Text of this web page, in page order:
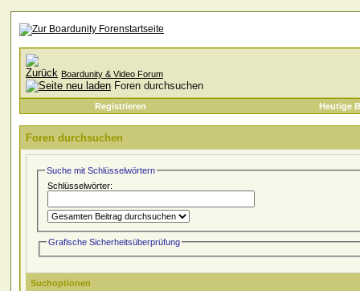
Boardunity & Video Forum
Foren durchsuchen
Registrieren Heutige
Foren durchsuchen
Suche mit Schlüsselwörtern
Schlüsselwörter:
Grafische Sicherheitsüberprüfung
Suchoptionen